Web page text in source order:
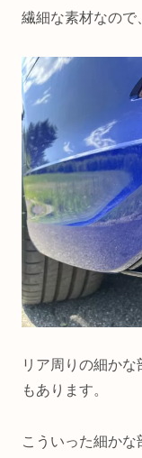
繊細な素材なので
リア周りの細か
もあります。
こういった細か